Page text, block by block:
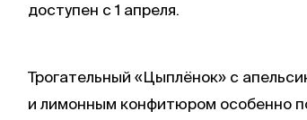
доступен с 1 апреля.
Трогательный «Цыплёнок» с
и лимонным конфитюром особенно